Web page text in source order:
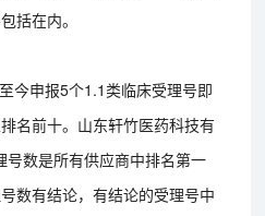
括在内。
今申报5个1.1类临床受理号即
名前十。山东轩竹医药科技有
数是所有供应商中排名第一
数有结论，有结论的受理号中